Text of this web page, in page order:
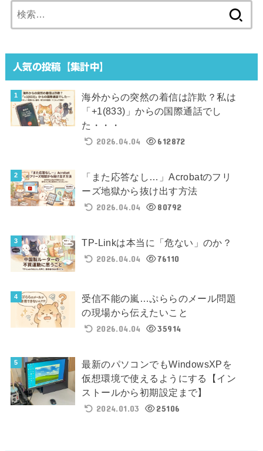
索:
人気の投稿【集計中】
海外からの突然の着信は詐欺？私は
「+1(833)」からの国際通話でし
た・・・
2026.04.04
612872
「また応答なし…」Acrobatのフリ
ーズ地獄から抜け出す方法
2026.04.04
80792
TP-Linkは本当に「危ない」のか？
2026.04.04
76110
受信不能の嵐…ぷららのメール問題
の現場から伝えたいこと
2026.04.04
35914
最新のパソコンでもWindowsXPを
仮想環境で使えるようにする【イン
ストールから初期設定まで】
2024.01.03
25106